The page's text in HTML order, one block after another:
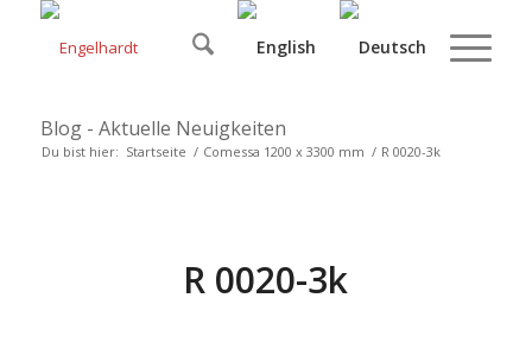
Blog - Aktuelle Neuigkeiten
Du bist hier: Startseite / Comessa 1200 x 3300 mm / R 0020-3k
R 0020-3k